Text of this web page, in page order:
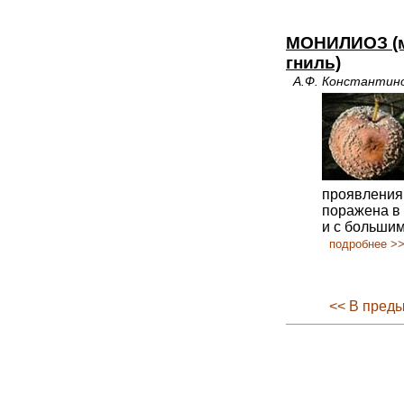
МОНИЛИОЗ
гниль)
А.Ф.
проявления
поражена в
и с
подробнее
<< В